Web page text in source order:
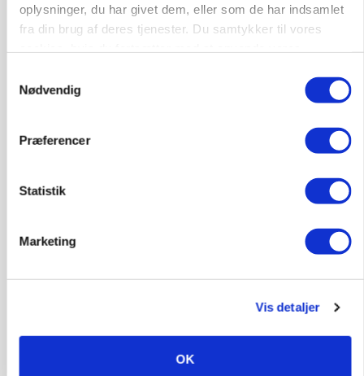
oplysninger, du har givet dem, eller som de har indsamlet
fra din brug af deres tjenester. Du samtykker til vores
Nødvendig
Præferencer
Statistik
Marketing
Vis detaljer
OK